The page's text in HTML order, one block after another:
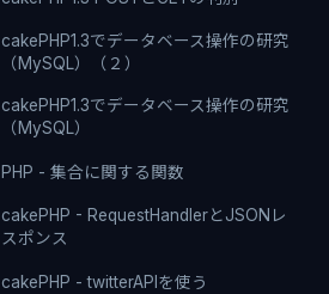
cakePHP1.3でデータベース操作の研究
（MySQL）（２）
cakePHP1.3でデータベース操作の研究
（MySQL）
PHP - 集合に関する関数
cakePHP - RequestHandlerとJSONレ
スポンス
cakePHP - twitterAPIを使う